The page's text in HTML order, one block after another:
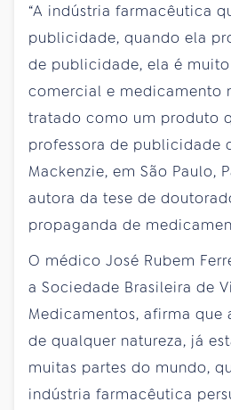
“A indústria farmacêutica
publicidade, quando ela
de publicidade, ela é
comercial e medicamento
tratado como um produto
professora de publicidade
Mackenzie, em São Paulo,
autora da tese de
propaganda de
O médico José Rubem
a Sociedade Brasileira de
Medicamentos, afirma que
de qualquer natureza, já
muitas partes do mundo,
indústria farmacêutica